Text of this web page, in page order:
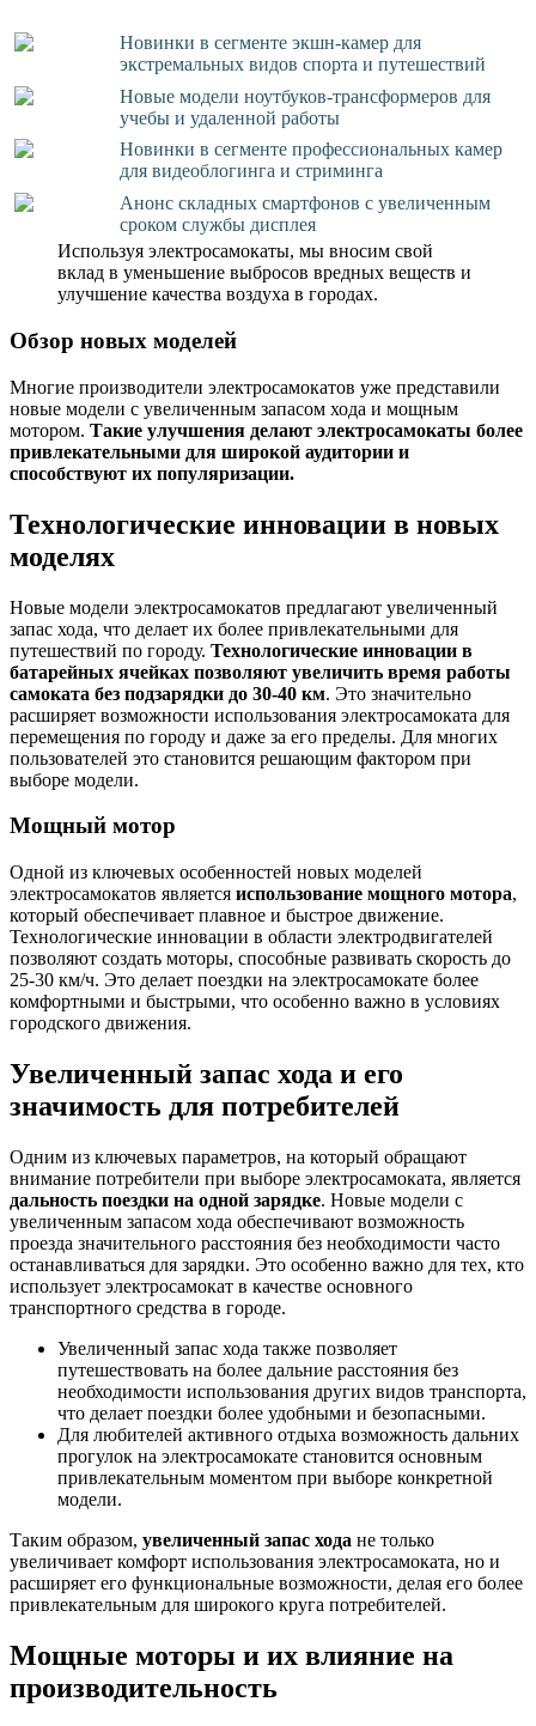
Новинки в сегменте экшн-камер для
экстремальных видов спорта и путешествий
Новые модели ноутбуков-трансформеров для
учебы и удаленной работы
Новинки в сегменте профессиональных камер
для видеоблогинга и стриминга
Анонс складных смартфонов с увеличенным
сроком службы дисплея
Используя электросамокаты, мы вносим свой
вклад в уменьшение выбросов вредных веществ и
улучшение качества воздуха в городах.
Обзор новых моделей
Многие производители электросамокатов уже представили
новые модели с увеличенным запасом хода и мощным
мотором. Такие улучшения делают электросамокаты более
привлекательными для широкой аудитории и
способствуют их популяризации.
Технологические инновации в новых
моделях
Новые модели электросамокатов предлагают увеличенный
запас хода, что делает их более привлекательными для
путешествий по городу. Технологические инновации в
батарейных ячейках позволяют увеличить время работы
самоката без подзарядки до 30-40 км. Это значительно
расширяет возможности использования электросамоката для
перемещения по городу и даже за его пределы. Для многих
пользователей это становится решающим фактором при
выборе модели.
Мощный мотор
Одной из ключевых особенностей новых моделей
электросамокатов является использование мощного мотора,
который обеспечивает плавное и быстрое движение.
Технологические инновации в области электродвигателей
позволяют создать моторы, способные развивать скорость до
25-30 км/ч. Это делает поездки на электросамокате более
комфортными и быстрыми, что особенно важно в условиях
городского движения.
Увеличенный запас хода и его
значимость для потребителей
Одним из ключевых параметров, на который обращают
внимание потребители при выборе электросамоката, является
дальность поездки на одной зарядке. Новые модели с
увеличенным запасом хода обеспечивают возможность
проезда значительного расстояния без необходимости часто
останавливаться для зарядки. Это особенно важно для тех, кто
использует электросамокат в качестве основного
транспортного средства в городе.
Увеличенный запас хода также позволяет
путешествовать на более дальние расстояния без
необходимости использования других видов транспорта,
что делает поездки более удобными и безопасными.
Для любителей активного отдыха возможность дальних
прогулок на электросамокате становится основным
привлекательным моментом при выборе конкретной
модели.
Таким образом, увеличенный запас хода не только
увеличивает комфорт использования электросамоката, но и
расширяет его функциональные возможности, делая его более
привлекательным для широкого круга потребителей.
Мощные моторы и их влияние на
производительность